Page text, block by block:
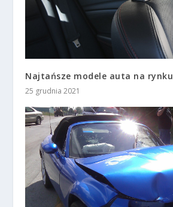
Najtańsze modele auta na rynku
25 grudnia 2021